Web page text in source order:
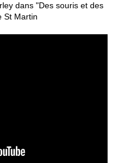
dans "Des souris et des
St Martin